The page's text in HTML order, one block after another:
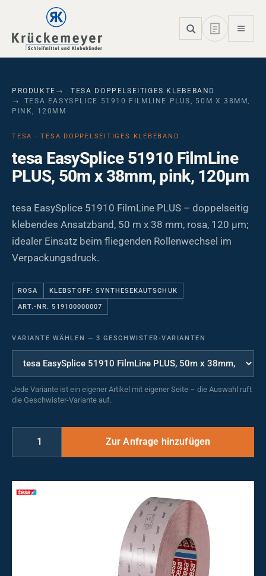
Skip to main navigation
Skip to main content
Skip to page footer
PRODUKTE
TESA DOPPELSEITIGES KLEBEBAND
TESA EASYSPLICE 51910 FILMLINE PLUS, 50M X 38MM,
PINK, 120ΜM
TESA · TESA DOPPELSEITIGES KLEBEBAND
tesa EasySplice 51910 FilmLine
PLUS, 50m x 38mm, pink, 120µm
tesa EasySplice 51910 FilmLine PLUS – doppelseitig
klebendes Ansatzband, 50 m x 38 mm, rosa, 120 µm;
idealer Einsatz beim fliegenden Rollenwechsel im
Verpackungsdruck.
ROSA KLEBSTOFF: SYNTHESEKAUTSCHUK
ART.-NR. 519100000007
VARIANTE WÄHLEN — 3 GESCHWISTER-VARIANTEN
Jede Variante ist ein eigener Artikel mit eigener Seite – die Auswahl ruft
die Geschwister-Variante auf.